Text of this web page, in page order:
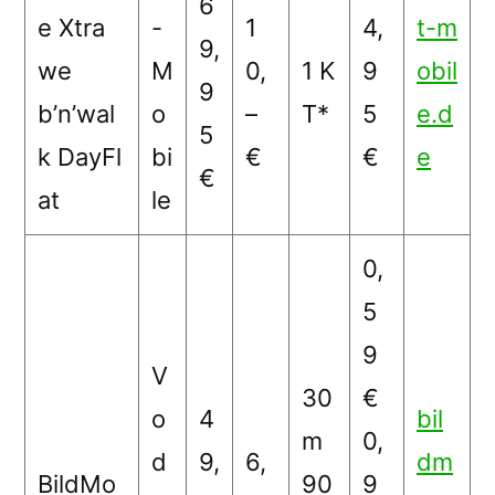
e Xtra
we
b’n’wal
k DayFl
at
-
M
o
bi
le
9,
9
5
€
1
0,
–
€
1 K
T*
4,
9
5
€
t-m
obil
e.d
e
BildMo
V
o
d
4
9,
6,
30
m
90
0,
5
9
€
0,
9
bil
dm